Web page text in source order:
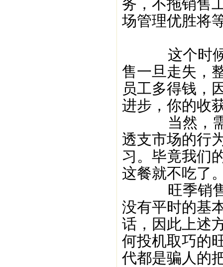
务，不拖销售
场管理优胜将
这个时候的
售一旦走失，
员工多得钱，
进步，你的收
当然，需要
透支市场的行
习。毕竟我们
这餐就不吃了
旺季销售的
没有平时的基
话，因此上述
何投机取巧的
代都是骗人的